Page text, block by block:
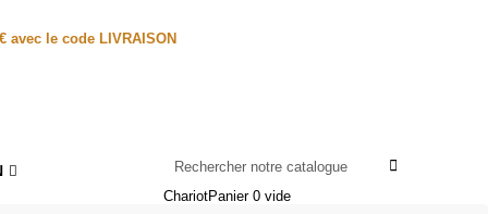
le code LIVRAISON
ChariotPanier 0 vide